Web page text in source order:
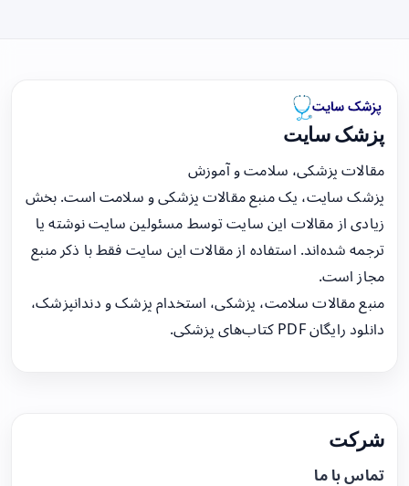
پزشک سایت
مقالات پزشکی، سلامت و آموزش
پزشک سایت، یک منبع مقالات پزشکی و سلامت است. بخش
زیادی از مقالات این سایت توسط مسئولین سایت نوشته یا
ترجمه شده‌اند. استفاده از مقالات این سایت فقط با ذکر منبع
مجاز است.
منبع مقالات سلامت، پزشکی، استخدام پزشک و دندانپزشک،
دانلود رایگان PDF کتاب‌های پزشکی.
شرکت
تماس با ما